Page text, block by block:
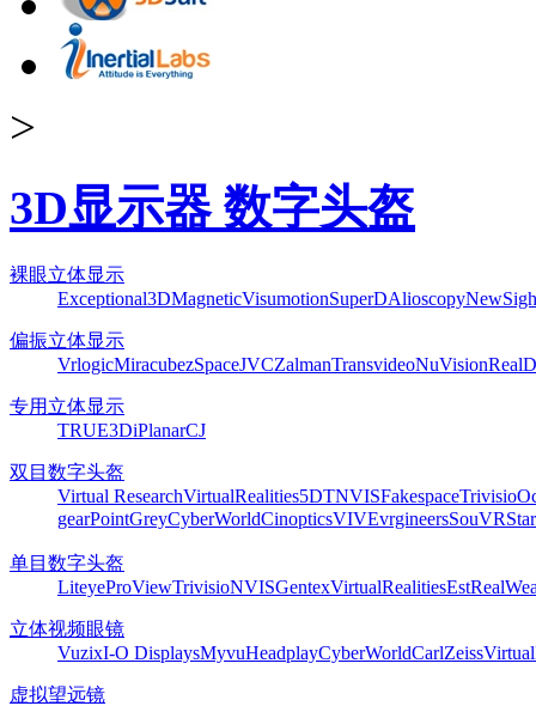
>
3D显示器 数字头盔
裸眼立体显示
Exceptional3DMagneticVisumotionSuperDAlioscopy
偏振立体显示
VrlogicMiracubezSpaceJVCZalmanTransvideoNuVisionRealD
专用立体显示
TRUE3DiPlanarCJ
双目数字头盔
Virtual ResearchVirtualRealities5DTNVISFakespaceTrivisio
gearPointGreyCyberWorldCinopticsVIVEvrgineersSouVR
单目数字头盔
LiteyeProViewTrivisioNVISGentexVirtualRealitiesEst
立体视频眼镜
VuzixI-O DisplaysMyvuHeadplayCyberWorldCarlZeiss
虚拟望远镜